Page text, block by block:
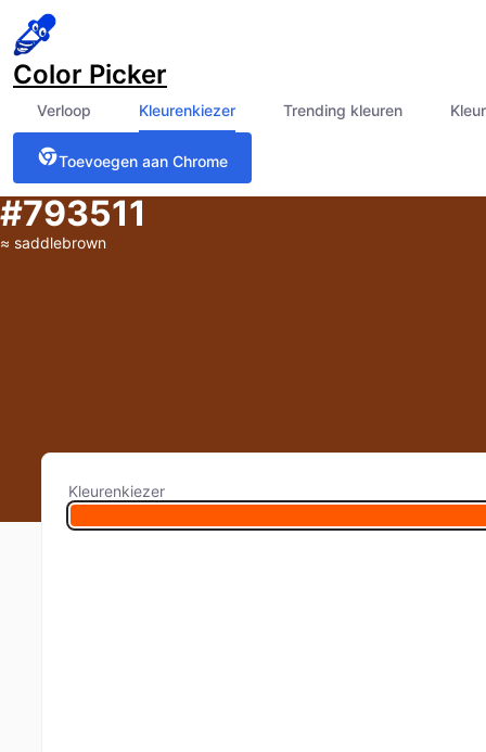
Color Picker
Verloop Kleurenkiezer Trending kleuren
Toevoegen aan Chrome
#793511
≈ saddlebrown
Kleurenkiezer